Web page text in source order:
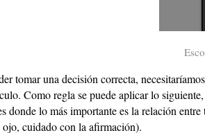
tomar una decisión correcta,
Como regla se puede aplicar lo
donde lo más importante es la relación
ojo, cuidado con la afirmación).